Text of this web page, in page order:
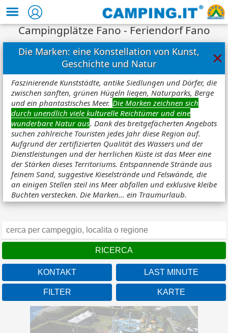
Campingplätze Fano - Feriendorf Fano
Die Marken: eine Konstellation von Kunst,
Geschichte und Natur
×
Faszinierende Kunststädte, antike Siedlungen und Dörfer, die
zwischen sanften, grünen Hügeln liegen, Naturparks, Berge
und ein phantastisches Meer. Die Marken zeichnen sich
durch unendlich viele kulturelle Reichtümer und eine
wunderbare Natur aus. Dank des breitgefächerten Angebots
suchen zahlreiche Touristen jedes Jahr diese Region auf.
Aufgrund der zertifizierten Qualität des Wassers und der
Dienstleistungen und der herrlichen Küste ist das Meer eine
der Stärken dieses Territoriums. Entspannende Strände aus
feinem Sand, suggestive Kieselstrände und Felswände, die
an einigen Stellen steil ins Meer abfallen und exklusive kleibe
Buchten verstecken. Die Marken… ein Traumurlaub.
KONTAKT LAST MINUTE
FILTER KARTE
Camping Villaggio Calypso
Marken